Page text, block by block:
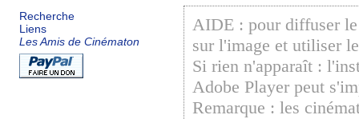
Recherche
Liens
Les Amis de Cinématon
AIDE : pour diffuser
sur l'image et utiliser
Si rien n'apparaît :
Adobe Player peut
Remarque : les